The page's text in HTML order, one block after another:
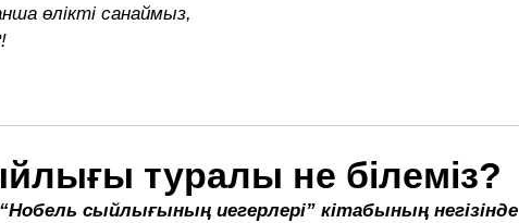
өлікті санаймыз,
туралы не білеміз?
сыйлығының иегерлері” кітабының негізінде